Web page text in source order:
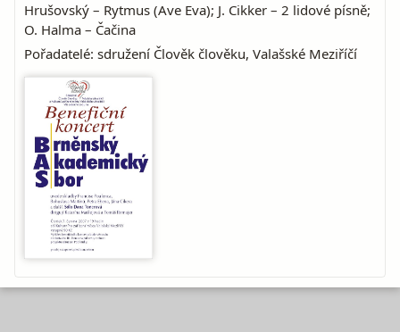
Hrušovský – Rytmus (Ave Eva); J. Cikker – 2 lidové písně;
O. Halma – Čačina
Pořadatelé: sdružení Člověk člověku, Valašské Meziříčí